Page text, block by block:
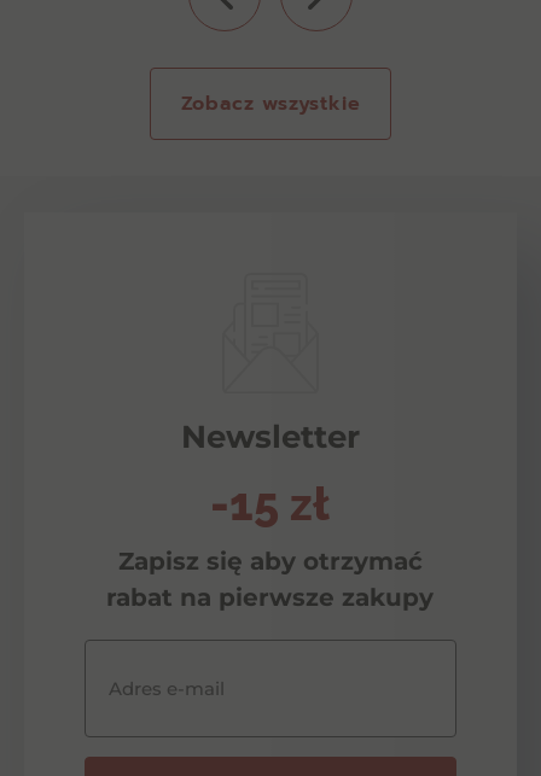
Zobacz wszystkie
Newsletter
-15 zł
Zapisz się aby otrzymać
rabat na pierwsze zakupy
Adres e-mail